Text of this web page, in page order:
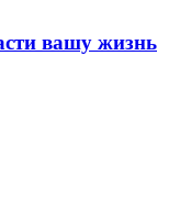
вашу жизнь